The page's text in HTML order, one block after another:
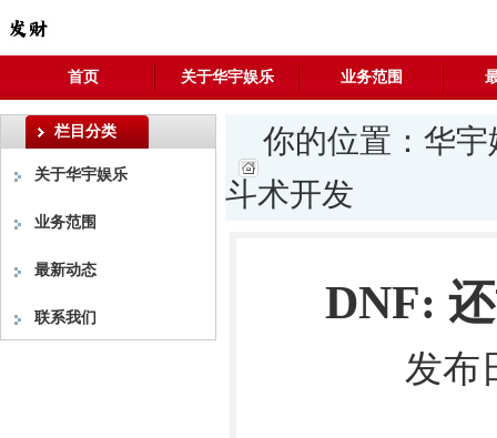
首页 关于华宇娱乐 业务范围
栏目分类
关于华宇娱乐
业务范围
最新动态
联系我们
你的位置： 华宇
斗术开发
DNF:
发布